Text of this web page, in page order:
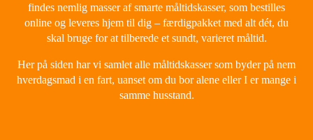
findes nemlig masser af smarte måltidskasser, som bestilles
online og leveres hjem til dig – færdigpakket med alt dét, du
skal bruge for at tilberede et sundt, varieret måltid.
Her på siden har vi samlet alle måltidskasser som byder på nem
hverdagsmad i en fart, uanset om du bor alene eller I er mange i
samme husstand.